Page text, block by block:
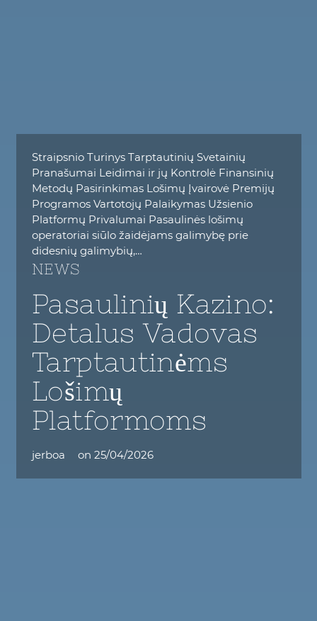
Straipsnio Turinys Tarptautinių Svetainių
Pranašumai Leidimai ir jų Kontrolė Finansinių
Metodų Pasirinkimas Lošimų Įvairovė Premijų
Programos Vartotojų Palaikymas Užsienio
Platformų Privalumai Pasaulinės lošimų
operatoriai siūlo žaidėjams galimybę prie
didesnių galimybių,…
NEWS
Pasaulinių Kazino:
Detalus Vadovas
Tarptautinėms
Lošimų
Platformoms
jerboa on 25/04/2026